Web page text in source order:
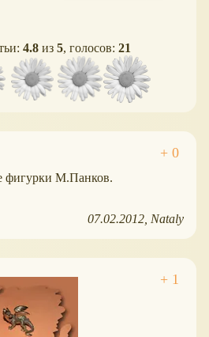
4.8 из 5, голосов: 21
фигурки М.Панков.
07.02.2012 Nataly